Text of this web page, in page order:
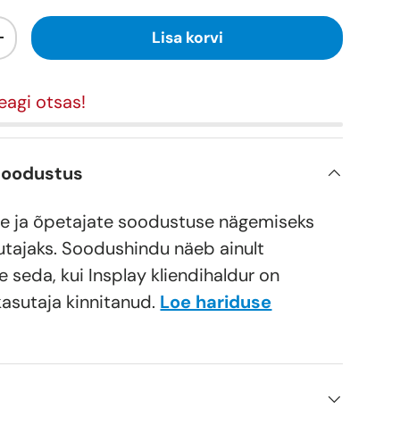
Lisa korvi
otsas!
ja õpetajate soodustuse nägemiseks
Soodushindu näeb ainult
seda, kui Insplay kliendihaldur on
kinnitanud. Loe hariduse